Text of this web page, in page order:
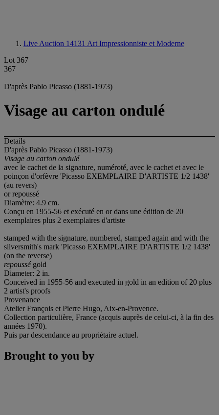
Live Auction 14131 Art Impressionniste et Moderne
Lot 367
367
D'après Pablo Picasso (1881-1973)
Visage au carton ondulé
Details
D'après Pablo Picasso (1881-1973)
Visage au carton ondulé
avec le cachet de la signature, numéroté, avec le cachet et avec le
poinçon d'orfèvre 'Picasso EXEMPLAIRE D'ARTISTE 1/2 1438'
(au revers)
or repoussé
Diamètre: 4.9 cm.
Conçu en 1955-56 et exécuté en or dans une édition de 20
exemplaires plus 2 exemplaires d'artiste
stamped with the signature, numbered, stamped again and with the
silversmith's mark 'Picasso EXEMPLAIRE D'ARTISTE 1/2 1438'
(on the reverse)
repousségold
Diameter: 2 in.
Conceived in 1955-56 and executed in gold in an edition of 20 plus
2 artist's proofs
Provenance
Atelier François et Pierre Hugo, Aix-en-Provence.
Collection particulière, France (acquis auprès de celui-ci, à la fin des
années 1970).
Puis par descendance au propriétaire actuel.
Brought to you by